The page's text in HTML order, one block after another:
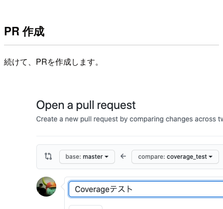
PR 作成
続けて、PRを作成します。